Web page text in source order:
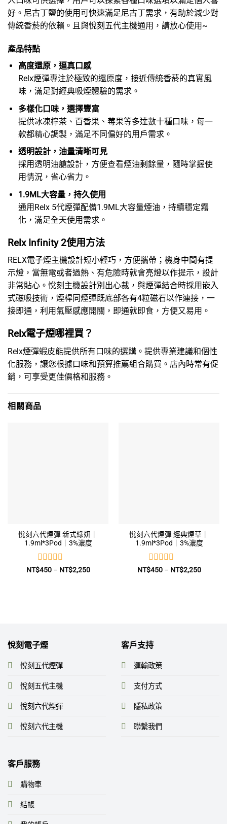
好。尼古丁鹽的使用可快速滿足尼古丁需求，有助於減少對
傳統香菸的依賴。且與悅刻五代主機通用，請放心使用~
產品特點
高度還原，逼真口感
Relx煙彈專注於極致的還原度，接近傳統香菸的真實風
味，滿足對經典吸煙體驗的需求。
多樣化口味，選擇豐富
提供冰凍檸茶、百香果、莓果等多達數十種口味，每一
款都精心調製，滿足不同偏好的用戶需求。
透明設計，油量清晰可見
採用透明油艙設計，方便查看煙油剩餘量，隨時掌握使
用情況，省心省力。
1.9ML大容量，持久使用
通用 Relx 5代煙彈配備1.9ML大容量煙油，持續穩定霧
化，滿足全天使用需求。
Relx Infinity 2使用方法
RELX電子煙主機設計短小輕巧，方便攜帶；機身中間有提
示燈，當無電或者過熱、有危險時就會亮燈以作提示，設計
非常貼心。悅刻主機設計別出心裁，與煙彈結合時採用嵌入
式磁吸技術，煙桿同煙彈既底部各有4粒磁石以作連接，一
接即通，利用氣壓感應開關，即通就即食，方便又易用。
Relx電子煙哪裡買？
Relx煙彈蝦皮能提供所有口味的選購。提供專業建議和個性
化服務，讓您根據口味和預算推薦組合購買。店內時常有促
銷，可享受更佳價格和服務。
相關商品
悅刻六代煙彈 新式綠妍｜
1.9ml*3Pod｜3%濃度
評
NT$450 – NT$2,250價
悅刻六代煙彈 經典煙草｜
1.9ml*3Pod｜3%濃度
評
NT$450 – NT$2,250價
悅刻電子煙
悅刻五代煙彈
悅刻五代主機
悅刻六代煙彈
悅刻六代主機
客戶支持
運輸政策
支付方式
隱私政策
聯繫我們
客戶服務
購物車
結帳